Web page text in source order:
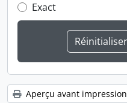
Exact
Aperçu avant impression